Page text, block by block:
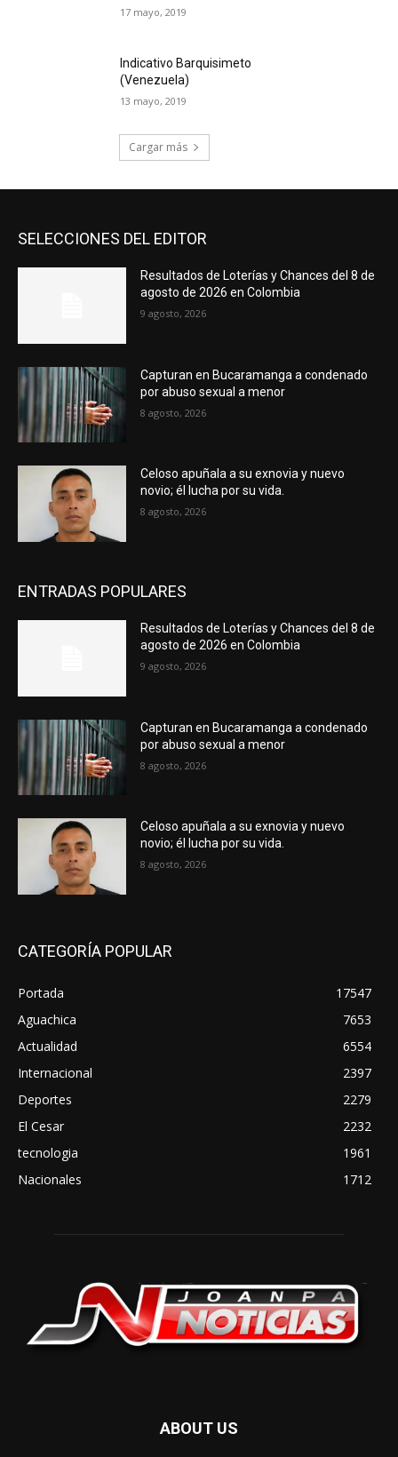
17 mayo, 2019
Indicativo Barquisimeto
(Venezuela)
13 mayo, 2019
Cargar más
SELECCIONES DEL EDITOR
Resultados de Loterías y Chances del 8 de
agosto de 2026 en Colombia
9 agosto, 2026
Capturan en Bucaramanga a condenado
por abuso sexual a menor
8 agosto, 2026
Celoso apuñala a su exnovia y nuevo
novio; él lucha por su vida.
8 agosto, 2026
ENTRADAS POPULARES
Resultados de Loterías y Chances del 8 de
agosto de 2026 en Colombia
9 agosto, 2026
Capturan en Bucaramanga a condenado
por abuso sexual a menor
8 agosto, 2026
Celoso apuñala a su exnovia y nuevo
novio; él lucha por su vida.
8 agosto, 2026
CATEGORÍA POPULAR
Portada
17547
Aguachica
7653
Actualidad
6554
Internacional
2397
Deportes
2279
El Cesar
2232
tecnologia
1961
Nacionales
1712
ABOUT US